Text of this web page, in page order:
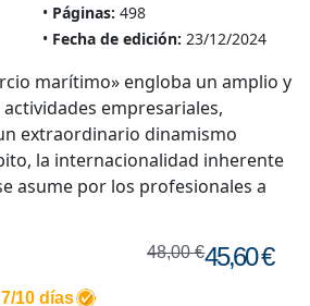
Páginas: 498
Fecha de edición: 23/12/2024
48,00 €45,60 €
10 días
marítimo» engloba un amplio y
empresariales,
extraordinario dinamismo
la internacionalidad inherente
asume por los profesionales a